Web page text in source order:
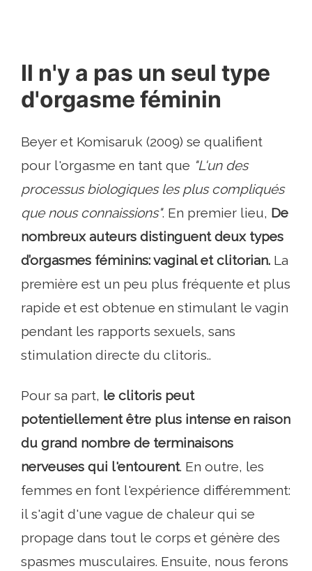
Il n'y a pas un seul type
d'orgasme féminin
Beyer et Komisaruk (2009) se qualifient
pour l'orgasme en tant que "L'un des
processus biologiques les plus compliqués
que nous connaissions". En premier lieu, De
nombreux auteurs distinguent deux types
d’orgasmes féminins: vaginal et clitorian. La
première est un peu plus fréquente et plus
rapide et est obtenue en stimulant le vagin
pendant les rapports sexuels, sans
stimulation directe du clitoris..
Pour sa part, le clitoris peut
potentiellement être plus intense en raison
du grand nombre de terminaisons
nerveuses qui l'entourent. En outre, les
femmes en font l'expérience différemment:
il s'agit d'une vague de chaleur qui se
propage dans tout le corps et génère des
spasmes musculaires. Ensuite, nous ferons